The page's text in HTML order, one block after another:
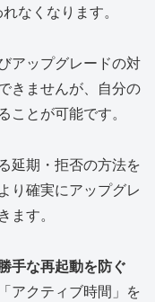
なくなります。
アップグレードの対
きませんが、自分の
とが可能です。
延期・拒否の方法を
り確実にアップグレ
す。
手な再起動を防ぐ
アクティブ時間」を